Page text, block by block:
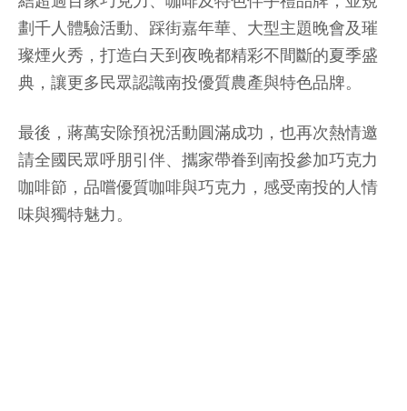
劃千人體驗活動、踩街嘉年華、大型主題晚會及璀
璨煙火秀，打造白天到夜晚都精彩不間斷的夏季盛
典，讓更多民眾認識南投優質農產與特色品牌。
最後，蔣萬安除預祝活動圓滿成功，也再次熱情邀
請全國民眾呼朋引伴、攜家帶眷到南投參加巧克力
咖啡節，品嚐優質咖啡與巧克力，感受南投的人情
味與獨特魅力。